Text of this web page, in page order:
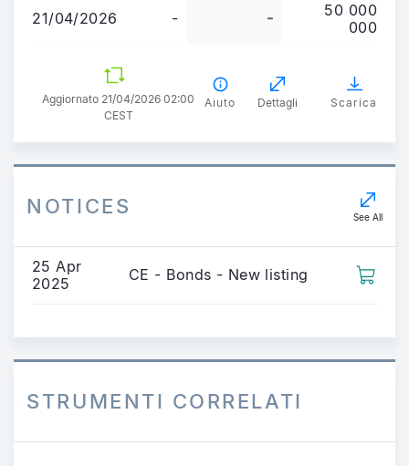
contenuto
21/04/2026 - -
50 000
000
Aggiornato 21/04/2026 02:00
CEST
Aiuto Dettagli Scarica
NOTICES See All
25 Apr
2025
CE - Bonds - New listing
STRUMENTI CORRELATI